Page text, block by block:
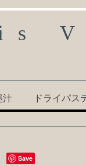
汁 ドライパス